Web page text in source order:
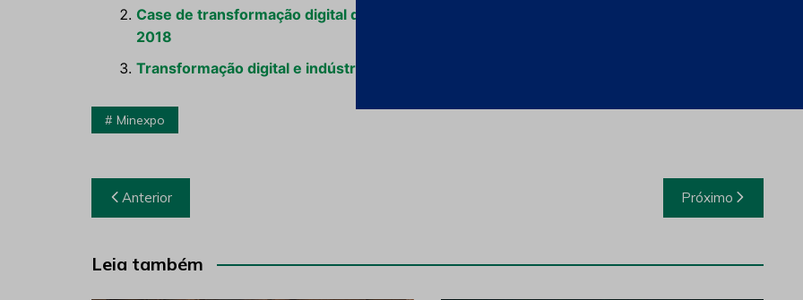
Case de transformação digital da mineração Paragominas recebe prêmio no ICSOBA
2018
Transformação digital e indústria 4.0 no sistema BABS da Hydro Paragominas
Minexpo
Navegação
de
Post
Anterior Próximo
Leia também